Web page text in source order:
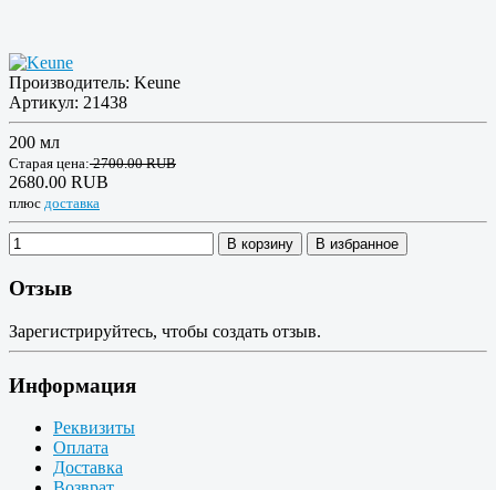
Производитель: Keune
Артикул: 21438
200 мл
Старая цена: 2700.00 RUB
2680.00 RUB
плюс доставка
В корзину В избранное
Отзыв
Зарегистрируйтесь, чтобы создать отзыв.
Информация
Реквизиты
Оплата
Доставка